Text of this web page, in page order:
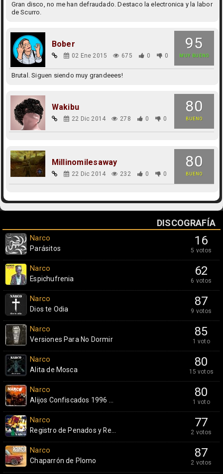
Gran disco, no me han defraudado. Destaco la electronica y la labor
de Scurro.
95
MUY BUENO
Bober
02 Ene 2015 675 0 0
Brutal. Siguen siendo muy grandeees!
80
BUENO
Wakibu
22 Dic 2014 278 0 0
80
BUENO
Millinomilesaway
22 Dic 2014 232 0 0
DISCOGRAFÍA
16
5 votos
Narco
Parásitos
62
6 votos
Narco
Espichufrenia
87
9 votos
Narco
Dios te Odia
85
1 voto
Narco
Versiones Para No Dormir
80
15 votos
Narco
Alita de Mosca
80
1 voto
Narco
Alijos Confiscados 1996 ...
77
2 votos
Narco
Registro de Penados y Re...
87
2 votos
Narco
Chaparrón de Plomo